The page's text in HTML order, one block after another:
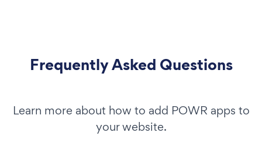
Frequently Asked Questions
Learn more about how to add POWR apps to
your website.